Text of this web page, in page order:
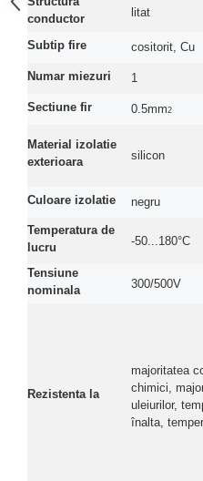
conductor
litat
Subtip fire cositorit, Cu
Numar miezuri 1
Sectiune fir 0.5mm2
Material izolatie
exterioara
silicon
Culoare izolatie negru
Temperatura de
lucru
-50...180°C
Tensiune
nominala
300/500V
Rezistenta la
majoritatea
chimici,
uleiurilor,
înalta,